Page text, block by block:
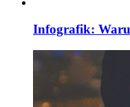
Infografik: